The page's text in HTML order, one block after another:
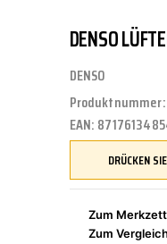
DENSO
DENSO
Produktnummer:
EAN:
Zum
Zum